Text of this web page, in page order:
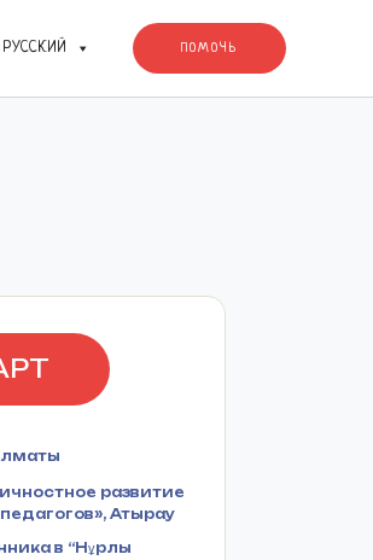
РУССКИЙ ПОМОЧЬ
развитие
Атырау
в “Нұрлы